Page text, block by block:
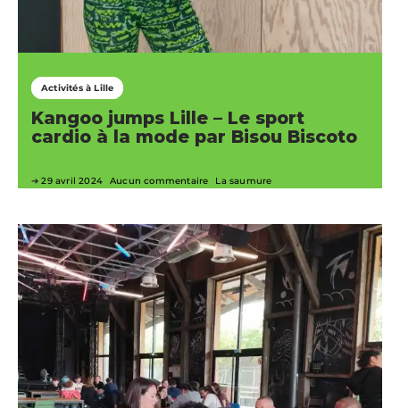
Activités à Lille
Kangoo jumps Lille – Le sport
cardio à la mode par Bisou Biscoto
29 avril 2024 Aucun commentaire La saumure